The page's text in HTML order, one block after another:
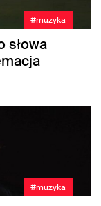
#muzyka
słowa
#muzyka